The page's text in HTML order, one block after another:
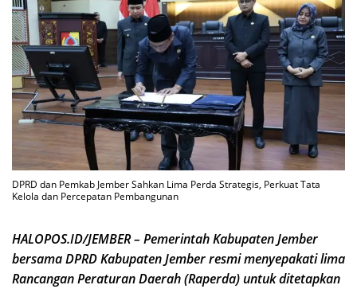
DPRD dan Pemkab Jember Sahkan Lima Perda Strategis, Perkuat Tata
Kelola dan Percepatan Pembangunan
HALOPOS.ID/JEMBER – Pemerintah Kabupaten Jember
bersama DPRD Kabupaten Jember resmi menyepakati lima
Rancangan Peraturan Daerah (Raperda) untuk ditetapkan